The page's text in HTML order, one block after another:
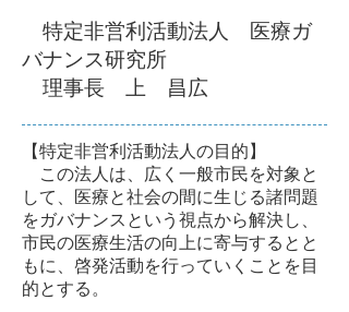
特定非営利活動法人 医療ガ
バナンス研究所
理事長 上 昌広
【特定非営利活動法人の目的】
この法人は、広く一般市民を対象と
して、医療と社会の間に生じる諸問題
をガバナンスという視点から解決し、
市民の医療生活の向上に寄与するとと
もに、啓発活動を行っていくことを目
的とする。